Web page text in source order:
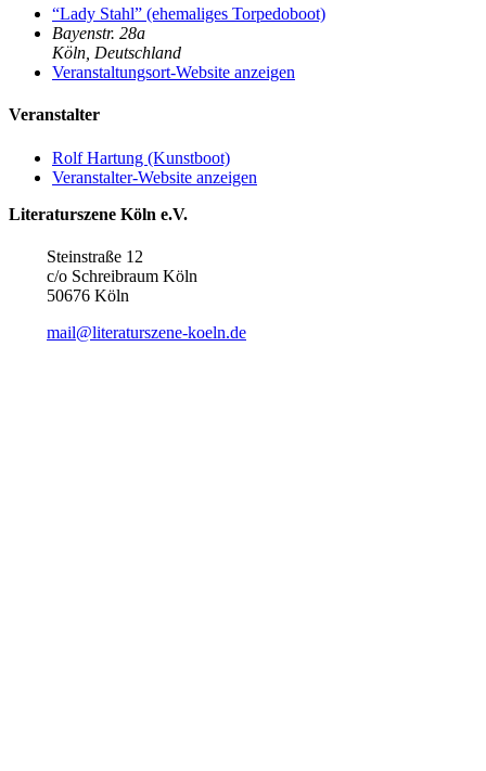
“Lady Stahl” (ehemaliges Torpedoboot)
Bayenstr. 28a
Köln Deutschland
Veranstaltungsort-Website anzeigen
Veranstalter
Rolf Hartung (Kunstboot)
Veranstalter-Website anzeigen
Literaturszene Köln e.V.
Steinstraße 12
c/o Schreibraum Köln
50676 Köln
mail@literaturszene-koeln.de